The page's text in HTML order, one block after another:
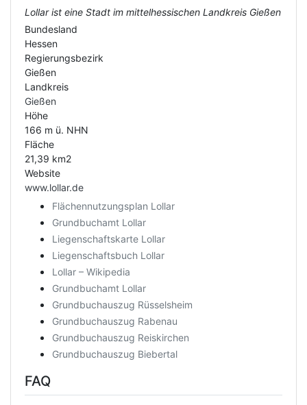
Lollar ist eine Stadt im mittelhessischen Landkreis Gießen
Bundesland
Hessen
Regierungsbezirk
Gießen
Landkreis
Gießen
Höhe
166 m ü. NHN
Fläche
21,39 km2
Website
www.lollar.de
Flächennutzungsplan Lollar
Grundbuchamt Lollar
Liegenschaftskarte Lollar
Liegenschaftsbuch Lollar
Lollar – Wikipedia
Grundbuchamt Lollar
Grundbuchauszug Rüsselsheim
Grundbuchauszug Rabenau
Grundbuchauszug Reiskirchen
Grundbuchauszug Biebertal
FAQ